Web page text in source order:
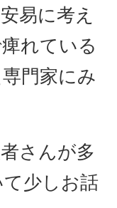
易に考え
れている
門家にみ
さんが多
少しお話